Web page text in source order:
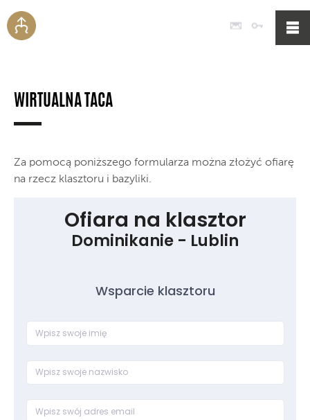
Poczta
WIRTUALNA TACA
Za pomocą poniższego formularza można złożyć ofiarę
na rzecz klasztoru i bazyliki.